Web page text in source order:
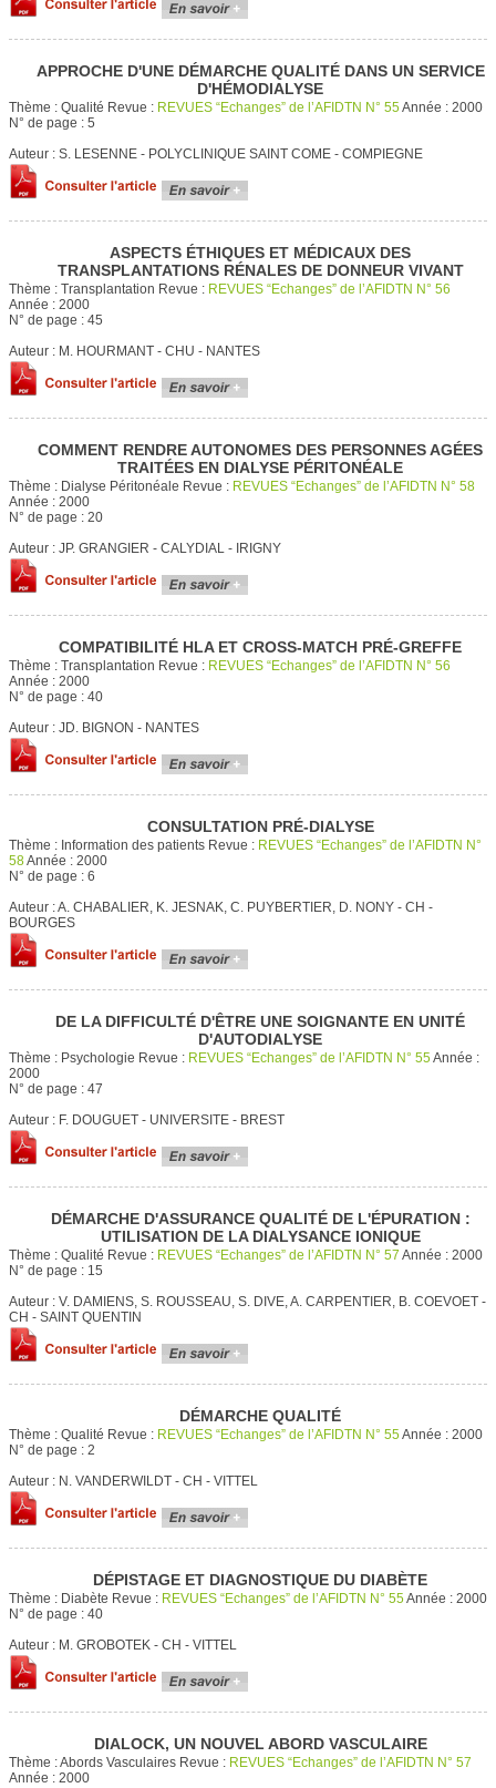
APPROCHE D'UNE DÉMARCHE QUALITÉ DANS UN SERVICE
D'HÉMODIALYSE
Thème : Qualité Revue : REVUES “Echanges” de l’AFIDTN N° 55Année : 2000
N° de page : 5
Auteur : S. LESENNE - POLYCLINIQUE SAINT COME - COMPIEGNE
ASPECTS ÉTHIQUES ET MÉDICAUX DES
TRANSPLANTATIONS RÉNALES DE DONNEUR VIVANT
Thème : Transplantation Revue : REVUES “Echanges” de l’AFIDTN N° 56
Année : 2000
N° de page : 45
Auteur : M. HOURMANT - CHU - NANTES
COMMENT RENDRE AUTONOMES DES PERSONNES AGÉES
TRAITÉES EN DIALYSE PÉRITONÉALE
Thème : Dialyse Péritonéale Revue : REVUES “Echanges” de l’AFIDTN N° 58
Année : 2000
N° de page : 20
Auteur : JP. GRANGIER - CALYDIAL - IRIGNY
COMPATIBILITÉ HLA ET CROSS-MATCH PRÉ-GREFFE
Thème : Transplantation Revue : REVUES “Echanges” de l’AFIDTN N° 56
Année : 2000
N° de page : 40
Auteur : JD. BIGNON - NANTES
CONSULTATION PRÉ-DIALYSE
Thème : Information des patients Revue : REVUES “Echanges” de l’AFIDTN N°
58Année : 2000
N° de page : 6
Auteur :A. CHABALIER, K. JESNAK, C. PUYBERTIER, D. NONY - CH -
BOURGES
DE LA DIFFICULTÉ D'ÊTRE UNE SOIGNANTE EN UNITÉ
D'AUTODIALYSE
Thème : Psychologie Revue : REVUES “Echanges” de l’AFIDTN N° 55Année :
2000
N° de page : 47
Auteur : F. DOUGUET - UNIVERSITE - BREST
DÉMARCHE D'ASSURANCE QUALITÉ DE L'ÉPURATION :
UTILISATION DE LA DIALYSANCE IONIQUE
Thème : Qualité Revue : REVUES “Echanges” de l’AFIDTN N° 57 Année : 2000
N° de page : 15
Auteur : V. DAMIENS, S. ROUSSEAU, S. DIVE, A. CARPENTIER, B. COEVOET -
CH - SAINT QUENTIN
DÉMARCHE QUALITÉ
Thème : Qualité Revue : REVUES “Echanges” de l’AFIDTN N° 55Année : 2000
N° de page : 2
Auteur : N. VANDERWILDT - CH - VITTEL
DÉPISTAGE ET DIAGNOSTIQUE DU DIABÈTE
Thème : Diabète Revue : REVUES “Echanges” de l’AFIDTN N° 55Année : 2000
N° de page : 40
Auteur : M. GROBOTEK - CH - VITTEL
DIALOCK, UN NOUVEL ABORD VASCULAIRE
Thème :Abords Vasculaires Revue : REVUES “Echanges” de l’AFIDTN N° 57
Année : 2000